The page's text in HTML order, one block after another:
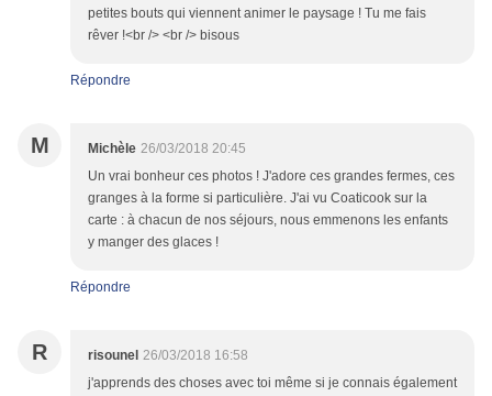
petites bouts qui viennent animer le paysage ! Tu me fais
rêver !<br /> <br /> bisous
Répondre
M Michèle 26/03/2018 20:45
Un vrai bonheur ces photos ! J'adore ces grandes fermes, ces
granges à la forme si particulière. J'ai vu Coaticook sur la
carte : à chacun de nos séjours, nous emmenons les enfants
y manger des glaces !
Répondre
R risounel 26/03/2018 16:58
j'apprends des choses avec toi même si je connais également